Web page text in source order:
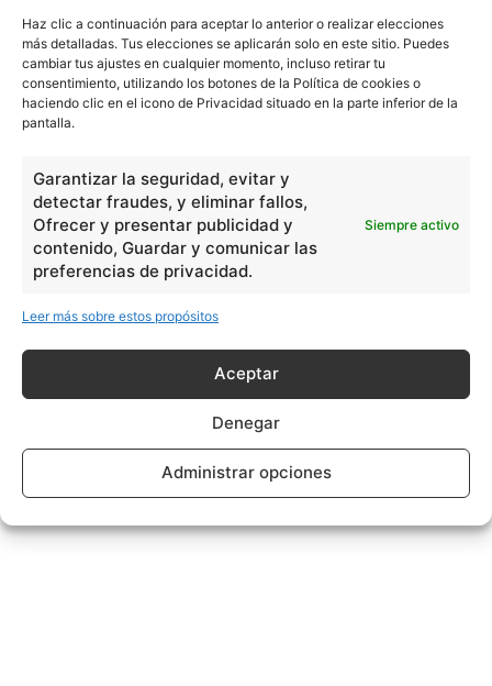
Haz clic a continuación para aceptar lo anterior o realizar elecciones
más detalladas. Tus elecciones se aplicarán solo en este sitio. Puedes
cambiar tus ajustes en cualquier momento, incluso retirar tu
consentimiento, utilizando los botones de la Política de cookies o
haciendo clic en el icono de Privacidad situado en la parte inferior de la
pantalla.
Garantizar la seguridad, evitar y
detectar fraudes, y eliminar fallos,
Ofrecer y presentar publicidad y
contenido, Guardar y comunicar las
preferencias de privacidad.
Siempre activo
Leer más sobre estos propósitos
Aceptar
Denegar
Administrar opciones